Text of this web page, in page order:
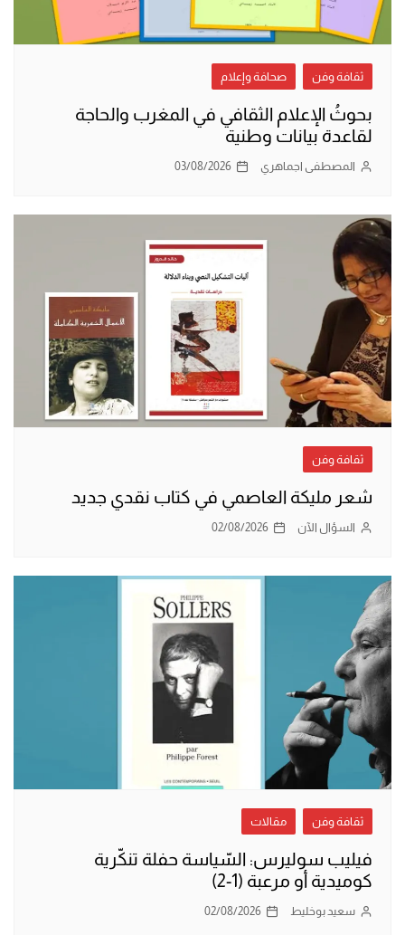
ثقافة وفن صحافة وإعلام
بحوثُ الإعلام الثقافي في المغرب والحاجة
لقاعدة بيانات وطنية
المصطفى اجماهري 03/08/2026
ثقافة وفن
شعر مليكة العاصمي في كتاب نقدي جديد
السؤال الآن 02/08/2026
ثقافة وفن مقالات
فيليب سوليرس: السّياسة حفلة تنكّرية
كوميدية أو مرعبة (1-2)
سعيد بوخليط 02/08/2026